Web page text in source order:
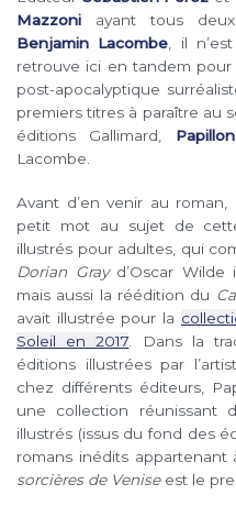
Mazzoni ayant tous
Benjamin Lacombe , il
retrouve ici en tandem pour
post-apocalyptique
premiers titres à paraître au
éditions Gallimard,
Lacombe.
Avant d’en venir au
petit mot au sujet de
illustrés pour adultes, qui
Dorian Grayd’Oscar Wilde
mais aussi la réédition du
avait illustrée pour la
Soleil en 2017 . Dans la
éditions illustrées par
chez différents éditeurs,
une collection réunissant
illustrés (issus du fond des
romans inédits
sorcières de Veniseest le